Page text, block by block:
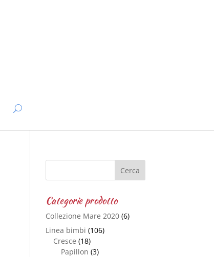
Categorie prodotto
Collezione Mare 2020 (6)
Linea bimbi (106)
Cresce (18)
Papillon (3)